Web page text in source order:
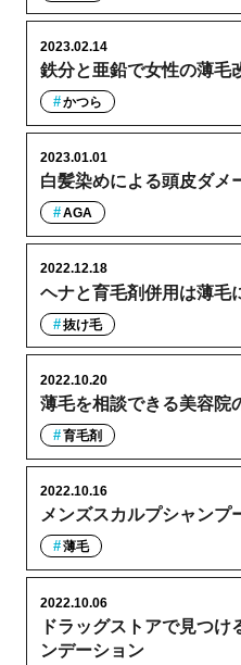
鉄分と亜鉛で女性の薄毛
2023.02.14
かつら
白髪染めによる頭皮ダメ
2023.01.01
AGA
ヘナと育毛剤併用は薄毛
2022.12.18
抜け毛
薄毛を相談できる美容院
2022.10.20
育毛剤
メンズスカルプシャンプ
2022.10.16
薄毛
ドラッグストアで見つ
ンデーション
2022.10.06